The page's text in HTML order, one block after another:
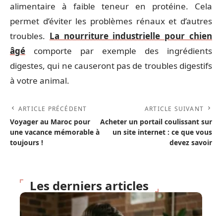
alimentaire à faible teneur en protéine. Cela
permet d’éviter les problèmes rénaux et d’autres
troubles. La nourriture industrielle pour chien
âgé comporte par exemple des ingrédients
digestes, qui ne causeront pas de troubles digestifs
à votre animal.
ARTICLE PRÉCÉDENT
Voyager au Maroc pour
une vacance mémorable à
toujours !
ARTICLE SUIVANT
Acheter un portail coulissant sur
un site internet : ce que vous
devez savoir
Les derniers articles